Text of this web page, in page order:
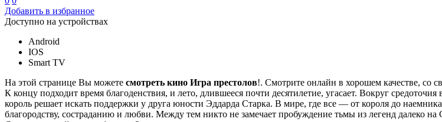
Добавить в избранное
Доступно на устройствах
Android
IOS
Smart TV
На этой странице Вы можете смотреть кино Игра престолов!. Смотрите онлайн в хорошем качестве, со
К концу подходит время благоденствия, и лето, длившееся почти десятилетие, угасает. Вокруг
король решает искать поддержки у друга юности Эддарда Старка. В мире, где все — от короля до
благородству, состраданию и любви. Между тем никто не замечает пробуждение тьмы из легенд далеко